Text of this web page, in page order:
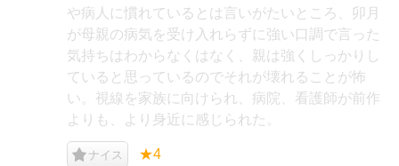
や病人に慣れているとは言いがたいところ、卯月
が母親の病気を受け入れらずに強い口調で言った
気持ちはわからなくはなく、親は強くしっかりし
ていると思っているのでそれが壊れることが怖
い。視線を家族に向けられ、病院、看護師が前作
よりも、より身近に感じられた。
ナイス ★4